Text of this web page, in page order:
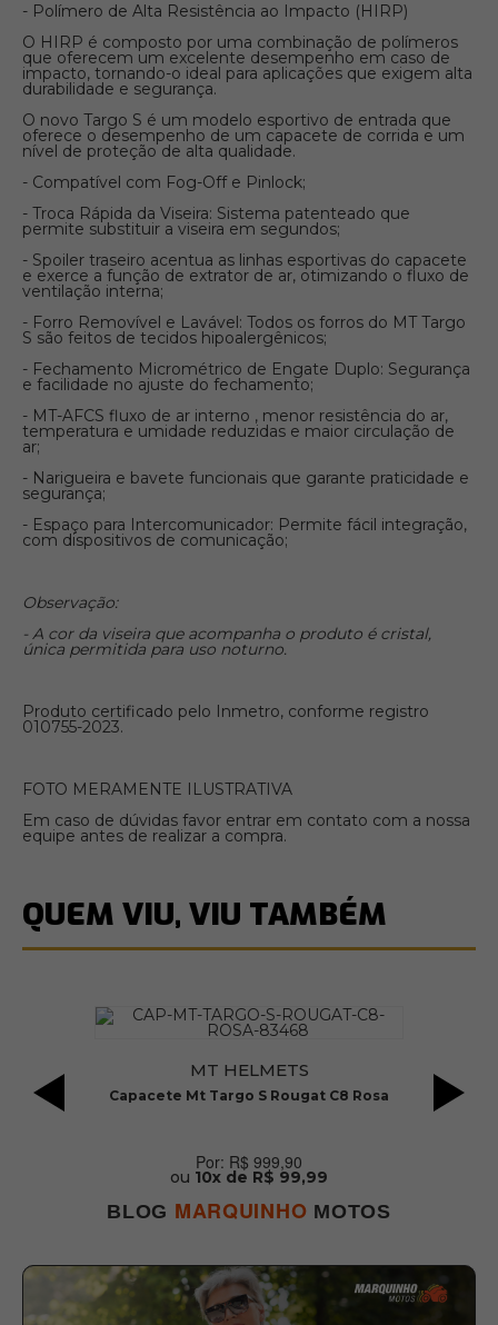
- Polímero de Alta Resistência ao Impacto (HIRP)
O HIRP é composto por uma combinação de polímeros
que oferecem um excelente desempenho em caso de
impacto, tornando-o ideal para aplicações que exigem alta
durabilidade e segurança.
O novo Targo S é um modelo esportivo de entrada que
oferece o desempenho de um capacete de corrida e um
nível de proteção de alta qualidade.
- Compatível com Fog-Off e Pinlock;
- Troca Rápida da Viseira: Sistema patenteado que
permite substituir a viseira em segundos;
- Spoiler traseiro acentua as linhas esportivas do capacete
e exerce a função de extrator de ar, otimizando o fluxo de
ventilação interna;
- Forro Removível e Lavável: Todos os forros do MT Targo
S são feitos de tecidos hipoalergênicos;
- Fechamento Micrométrico de Engate Duplo: Segurança
e facilidade no ajuste do fechamento;
- MT-AFCS fluxo de ar interno , menor resistência do ar,
temperatura e umidade reduzidas e maior circulação de
ar;
- Narigueira e bavete funcionais que garante praticidade e
segurança;
- Espaço para Intercomunicador: Permite fácil integração,
com dispositivos de comunicação;
Observação:
- A cor da viseira que acompanha o produto é cristal,
única permitida para uso noturno.
Produto certificado pelo Inmetro, conforme registro
010755-2023.
FOTO MERAMENTE ILUSTRATIVA
Em caso de dúvidas favor entrar em contato com a nossa
equipe antes de realizar a compra.
QUEM VIU, VIU TAMBÉM
MT HELMETS
Capacete Mt Targo S Rougat C8 Rosa
R$ 999,90
ou 10x de R$ 99,99
BLOG MARQUINHO MOTOS